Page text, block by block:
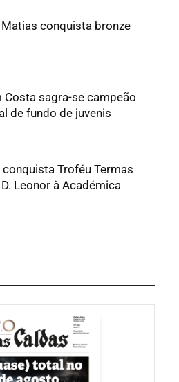
conquista bronze
Costa sagra-se campeão
de fundo de juvenis
conquista Troféu Termas
D. Leonor à Académica